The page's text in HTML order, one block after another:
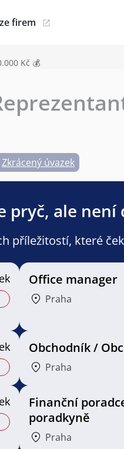
firem
Kč 💰
Zkrácený úvazek
pryč, ale není
příležitostí, které
Office manager
Praha
Obchodník /
Praha
Finanční
poradkyně
Praha